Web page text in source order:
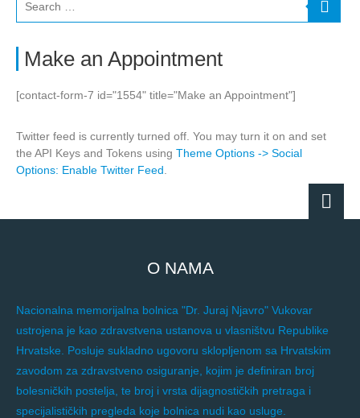
Make an Appointment
[contact-form-7 id="1554" title="Make an Appointment"]
Twitter feed is currently turned off. You may turn it on and set
the API Keys and Tokens using Theme Options -> Social
Options: Enable Twitter Feed
O NAMA
Nacionalna memorijalna bolnica "Dr. Juraj Njavro" Vukovar
ustrojena je kao zdravstvena ustanova u vlasništvu Republike
Hrvatske. Posluje sukladno ugovoru sklopljenom sa Hrvatskim
zavodom za zdravstveno osiguranje, kojim je definiran broj
bolesničkih postelja, te broj i vrsta dijagnostičkih pretraga i
specijalističkih pregleda koje bolnica nudi kao usluge.